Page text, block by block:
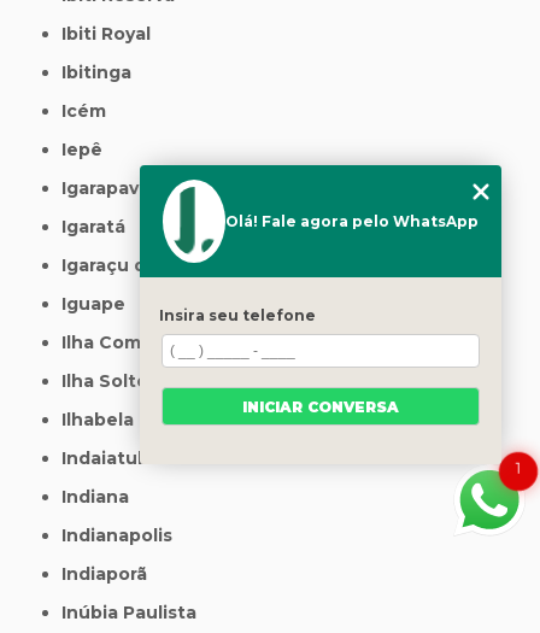
Ibiti Royal
Ibitinga
Icém
Iepê
Igarapava
Igaratá
Igaraçu do Tietê
Iguape
Ilha Comprida
Ilha Solteira
Ilhabela
Indaiatuba
Indiana
Indianapolis
Indiaporã
Inúbia Paulista
1
Olá! Fale agora pelo WhatsApp
Insira seu telefone
INICIAR CONVERSA